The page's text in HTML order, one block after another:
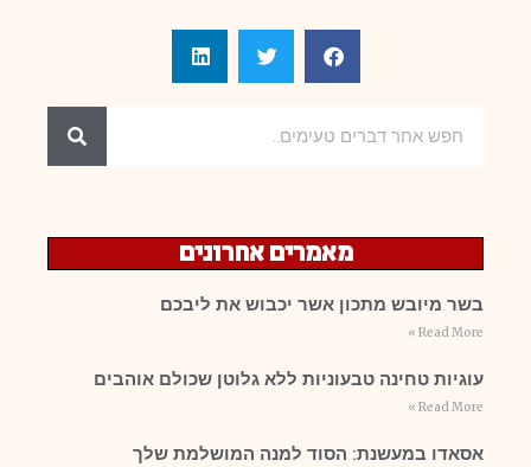
מאמרים אחרונים
בשר מיובש מתכון אשר יכבוש את ליבכם
Read More »
עוגיות טחינה טבעוניות ללא גלוטן שכולם אוהבים
Read More »
אסאדו במעשנת: הסוד למנה המושלמת שלך